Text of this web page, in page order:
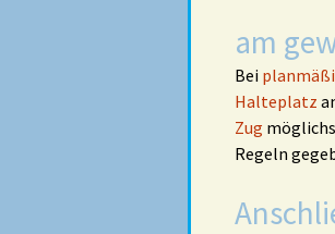
am
Bei
Halteplatz
Zug
Regeln